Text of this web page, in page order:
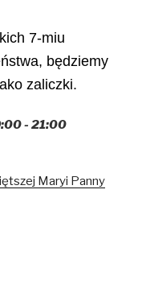
7-miu
będziemy
zaliczki.
- 21:00
Maryi Panny